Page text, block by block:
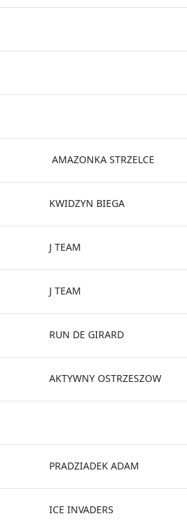
AMAZONKA STRZELCE
KWIDZYN BIEGA
J TEAM
J TEAM
RUN DE GIRARD
AKTYWNY OSTRZESZOW
PRADZIADEK ADAM
ICE INVADERS